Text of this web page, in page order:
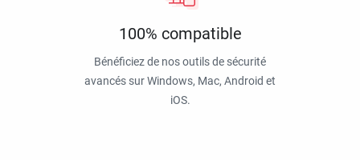
100% compatible
Bénéficiez de nos outils de sécurité
avancés sur Windows, Mac, Android et
iOS.